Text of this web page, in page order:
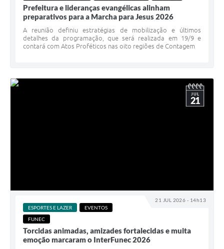
Prefeitura e lideranças evangélicas alinham
preparativos para a Marcha para Jesus 2026
A reunião definiu estratégias de mobilização e últimos
detalhes da programação, que será realizada em 19/9 e
contará com Atos Proféticos nas oito regiões de Contagem
21 JUL 2026 - 14h13
JUL
21
ESPORTES E LAZER
EVENTOS
FUNEC
Torcidas animadas, amizades fortalecidas e muita
emoção marcaram o InterFunec 2026